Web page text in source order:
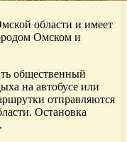
области и имеет
Омском и
общественный
на автобусе или
отправляются
Остановка